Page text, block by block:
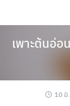
เพาะต้นอ่อ
10